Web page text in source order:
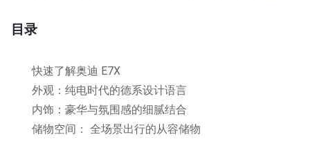
目录
快速了解奥迪 E7X
外观：纯电时代的德系设计语言
内饰：豪华与氛围感的细腻结合
储物空间： 全场景出行的从容储物